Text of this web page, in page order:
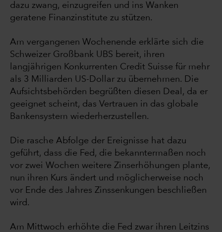
dazu zwang, einzugreifen und ins Wanken
geratene Finanzinstitute zu stützen.
Am vergangenen Wochenende erklärte sich die
Schweizer Großbank UBS bereit, ihren
langjährigen Konkurrenten Credit Suisse für mehr
als 3 Milliarden US-Dollar zu übernehmen. Die
Aufsichtsbehörden begrüßten diesen Deal, da er
geeignet scheint, das Vertrauen in das globale
Bankensystem wiederherzustellen.
Die rasche Abfolge der Ereignisse hat dazu
geführt, dass die Fed, die bekanntermaßen noch
vor zwei Wochen weitere Zinserhöhungen plante,
nun ihren Kurs ändert und möglicherweise noch
vor Ende des Jahres Zinssenkungen beschließen
wird.
Am Mittwoch erhöhte die Fed zwar ihren Leitzins